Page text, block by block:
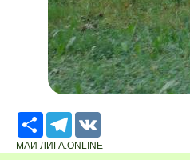
РесурсTelegram
МАИ ЛИГА.ONLINE